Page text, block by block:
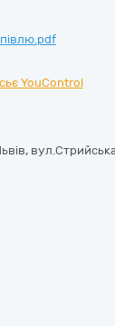
YouControl